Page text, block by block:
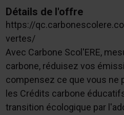
Détails de l'offre
https://
vertes/
Avec Carbone Scol'ERE,
carbone, réduisez vos
compensez ce que vous ne
les Crédits carbone
transition écologique par